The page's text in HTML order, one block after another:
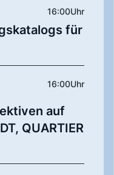
16:00Uhr
für
16:00Uhr
auf
QUARTIER